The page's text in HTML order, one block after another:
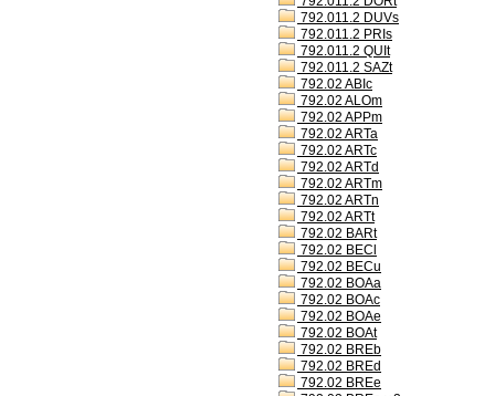
792.011.2 DUVs
792.011.2 PRIs
792.011.2 QUIt
792.011.2 SAZt
792.02 ABIc
792.02 ALOm
792.02 APPm
792.02 ARTa
792.02 ARTc
792.02 ARTd
792.02 ARTm
792.02 ARTn
792.02 ARTt
792.02 BARt
792.02 BECl
792.02 BECu
792.02 BOAa
792.02 BOAc
792.02 BOAe
792.02 BOAt
792.02 BREb
792.02 BREd
792.02 BREe